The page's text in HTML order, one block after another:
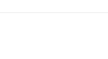
10,0€e vengono calcolate nella fase